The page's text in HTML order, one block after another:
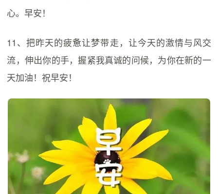
心。早安！
11、把昨天的疲惫让梦带走，让今天的激情与风交
流，伸出你的手，握紧我真诚的问候，为你在新的一
天加油！祝早安！